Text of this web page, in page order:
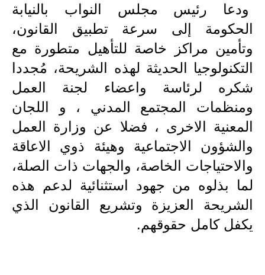
المرحلة الاعدادية
ملازم دراسية
المرحلة الابتدائية
المرحلة المتوسطة
المرحلة الاعدادية
دروس
المرحلة الابتدائية
المرحلة المتوسطة
ودعا رئيس مجلس النواب بالنيابة
الحكومة إلى سرعة تطبيق القانون،
وتأمين مراكز خاصة للتأهيل متطورة مع
التكنولوجيا الحديثة لهذه الشريحة، مُجددا
شكره لرئاسة واعضاء لجنة العمل
ومنظمات المجتمع المدني ، و اللجان
المعنية الاخرى ، فضلا عن وزارة العمل
والشؤون الاجتماعية وهيئة ذوي الاعاقة
والاحتياجات الخاصة، والجهات ذات الصلة،
لما بذلوه من جهود استثنائية لدعم هذه
الشريحة العزيزة وتشريع القانون الذي
يكفل كامل حقوقهم.